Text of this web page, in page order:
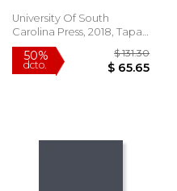
(Studies in Rhetoric
(en Inglés)
University Of South
Carolina Press, 2018, Tapa
Dura, Nuevo